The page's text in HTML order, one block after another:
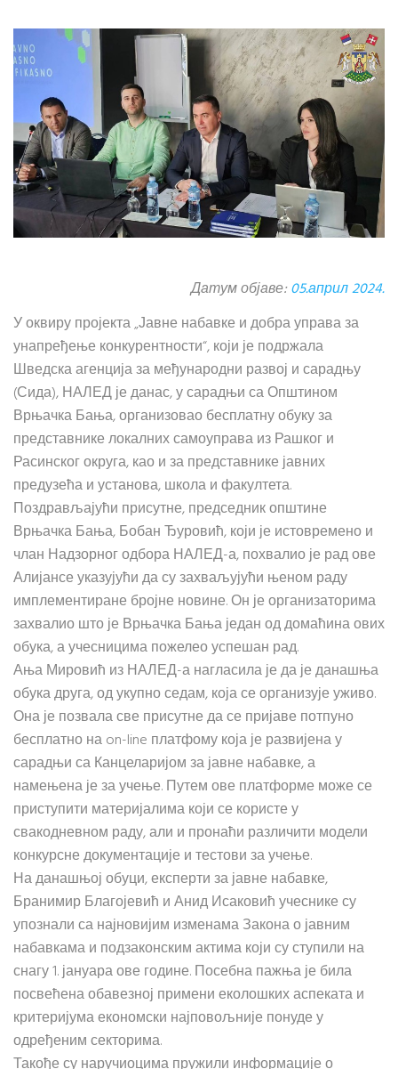
Датум објаве:05.април 2024.
У оквиру пројекта „Јавне набавке и добра управа за
унапређење конкурентности“, који је подржала
Шведска агенција за међународни развој и сарадњу
(Сида), НАЛЕД је данас, у сарадњи са Општином
Врњачка Бања, организовао бесплатну обуку за
представнике локалних самоуправа из Рашког и
Расинског округа, као и за представнике јавних
предузећа и установа, школа и факултета.
Поздрављајући присутне, председник општине
Врњачка Бања, Бобан Ђуровић, који је истовремено и
члан Надзорног одбора НАЛЕД-а, похвалио је рад ове
Алијансе указујући да су захваљујући њеном раду
имплементиране бројне новине. Он је организаторима
захвалио што је Врњачка Бања један од домаћина ових
обука, а учесницима пожелео успешан рад.
Ања Мировић из НАЛЕД-а нагласила је да је данашња
обука друга, од укупно седам, која се организује уживо.
Она је позвала све присутне да се пријаве потпуно
бесплатно на on-line платфому која је развијена у
сарадњи са Канцеларијом за јавне набавке, а
намењена је за учење. Путем ове платформе може се
приступити материјалима који се користе у
свакодневном раду, али и пронаћи различити модели
конкурсне документације и тестови за учење.
На данашњој обуци, експерти за јавне набавке,
Бранимир Благојевић и Анид Исаковић учеснике су
упознали са најновијим изменама Закона о јавним
набавкама и подзаконским актима који су ступили на
снагу 1. јануара ове године. Посебна пажња је била
посвећена обавезној примени еколошких аспеката и
критеријума економски најповољније понуде у
одређеним секторима.